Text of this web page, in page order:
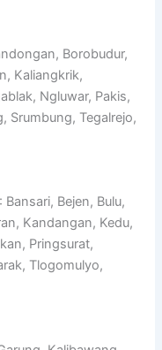
Borobudur,
Kaliangkrik,
Ngluwar, Pakis,
Srumbung, Tegalrejo,
Bejen, Bulu,
Kandangan, Kedu,
Pringsurat,
Tlogomulyo,